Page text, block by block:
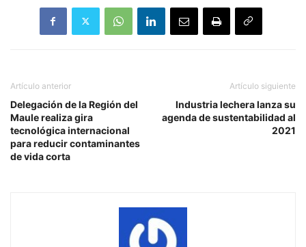
Artículo anterior
Delegación de la Región del
Maule realiza gira
tecnológica internacional
para reducir contaminantes
de vida corta
Artículo siguiente
Industria lechera lanza su
agenda de sustentabilidad al
2021